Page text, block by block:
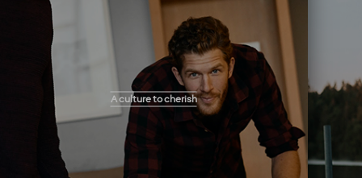
A culture to cherish
A culture to cherish
Our people always make guests their top
priority! Our warm and welcoming atmosphere
creates the right setting for you to flourish and
work your magic. You will get the freedom you
need to perform your tasks and solve
problems as they arise in the best way you see